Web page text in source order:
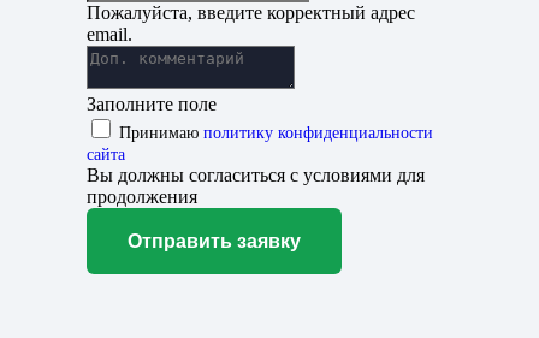
Пожалуйста, введите корректный адрес
email.
Заполните поле
Принимаю политику конфиденциальности
сайта
Вы должны согласиться с условиями для
продолжения
Отправить заявку